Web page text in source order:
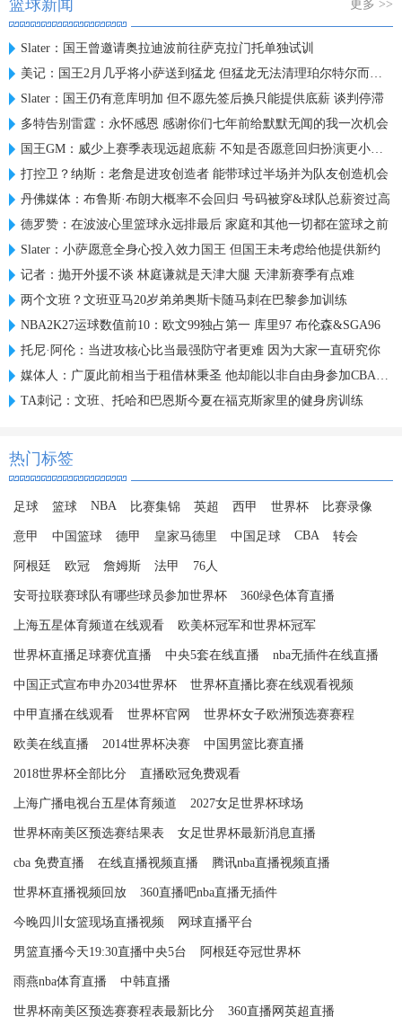
篮球新闻 更多 >>
Slater：国王曾邀请奥拉迪波前往萨克拉门托单独试训
美记：国王2月几乎将小萨送到猛龙 但猛龙无法清理珀尔特尔而告吹
Slater：国王仍有意库明加 但不愿先签后换只能提供底薪 谈判停滞
多特告别雷霆：永怀感恩 感谢你们七年前给默默无闻的我一次机会
国王GM：威少上赛季表现远超底薪 不知是否愿意回归扮演更小角色
打控卫？纳斯：老詹是进攻创造者 能带球过半场并为队友创造机会
丹佛媒体：布鲁斯·布朗大概率不会回归 号码被穿&球队总薪资过高
德罗赞：在波波心里篮球永远排最后 家庭和其他一切都在篮球之前
Slater：小萨愿意全身心投入效力国王 但国王未考虑给他提供新约
记者：抛开外援不谈 林庭谦就是天津大腿 天津新赛季有点难
两个文班？文班亚马20岁弟弟奥斯卡随马刺在巴黎参加训练
NBA2K27运球数值前10：欧文99独占第一 库里97 布伦森&SGA96
托尼·阿伦：当进攻核心比当最强防守者更难 因为大家一直研究你
媒体人：广厦此前相当于租借林秉圣 他却能以非自由身参加CBA选秀
TA刺记：文班、托哈和巴恩斯今夏在福克斯家里的健身房训练
热门标签
足球 篮球 NBA 比赛集锦 英超 西甲 世界杯 比赛录像
意甲 中国篮球 德甲 皇家马德里 中国足球 CBA 转会
阿根廷 欧冠 詹姆斯 法甲 76人
安哥拉联赛球队有哪些球员参加世界杯 360绿色体育直播
上海五星体育频道在线观看 欧美杯冠军和世界杯冠军
世界杯直播足球赛优直播 中央5套在线直播 nba无插件在线直播
中国正式宣布申办2034世界杯 世界杯直播比赛在线观看视频
中甲直播在线观看 世界杯官网 世界杯女子欧洲预选赛赛程
欧美在线直播 2014世界杯决赛 中国男篮比赛直播
2018世界杯全部比分 直播欧冠免费观看
上海广播电视台五星体育频道 2027女足世界杯球场
世界杯南美区预选赛结果表 女足世界杯最新消息直播
cba 免费直播 在线直播视频直播 腾讯nba直播视频直播
世界杯直播视频回放 360直播吧nba直播无插件
今晚四川女篮现场直播视频 网球直播平台
男篮直播今天19:30直播中央5台 阿根廷夺冠世界杯
雨燕nba体育直播 中韩直播
世界杯南美区预选赛赛程表最新比分 360直播网英超直播